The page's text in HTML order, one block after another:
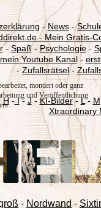
- News-
- Mein Gratis-
-Spaß- Psychologie-
Youtube Kanal-
- Zufallsrätsel-
H-I-J-KI-Bilder-L- M
Xtraordinary
- Nordwand -
montiert oder ganz
und Veröffentlichung